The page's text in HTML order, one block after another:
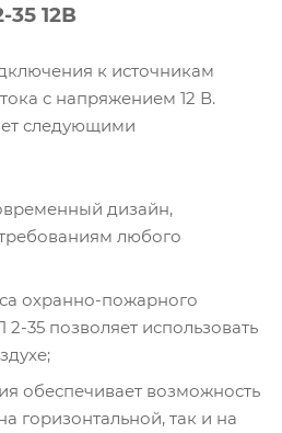
12В
к источникам
с напряжением 12 В.
следующими
дизайн,
любого
охранно-пожарного
35 позволяет использовать
обеспечивает возможность
горизонтальной, так и на